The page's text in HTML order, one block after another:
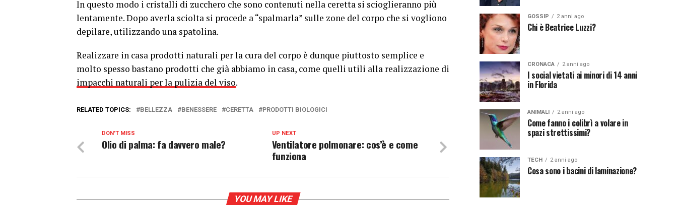
In questo modo i cristalli di zucchero che sono contenuti nella ceretta si scioglieranno più
lentamente. Dopo averla sciolta si procede a “spalmarla” sulle zone del corpo che si vogliono
depilare, utilizzando una spatolina.
Realizzare in casa prodotti naturali per la cura del corpo è dunque piuttosto semplice e
molto spesso bastano prodotti che già abbiamo in casa, come quelli utili alla realizzazione di
impacchi naturali per la pulizia del viso.
RELATED TOPICS: BELLEZZA BENESSERE CERETTA PRODOTTI BIOLOGICI
UP NEXT
Ventilatore polmonare: cos’è e come
funziona
DON'T MISS
Olio di palma: fa davvero male?
YOU MAY LIKE
GOSSIP 2 anni ago
Chi è Beatrice Luzzi?
CRONACA 2 anni ago
I social vietati ai minori di 14 anni
in Florida
ANIMALI 2 anni ago
Come fanno i colibrì a volare in
spazi strettissimi?
TECH 2 anni ago
Cosa sono i bacini di laminazione?